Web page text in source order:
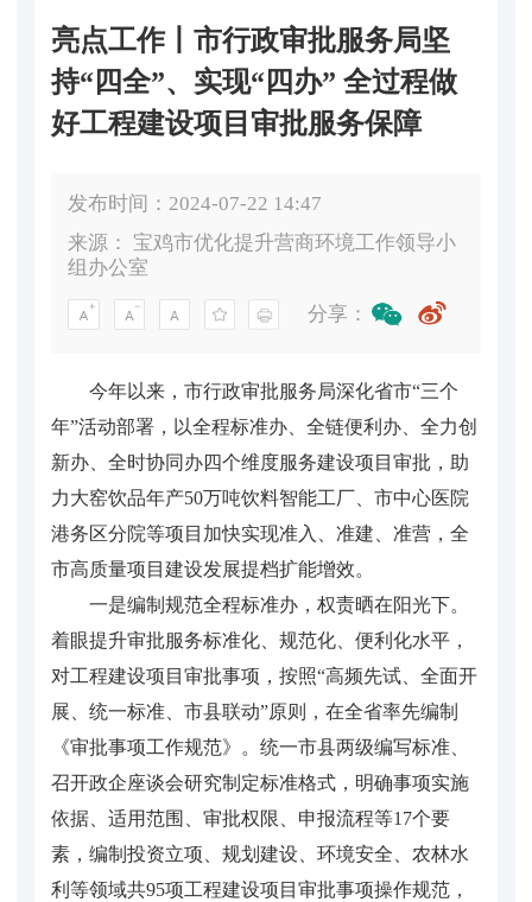
亮点工作丨市行政审批服务局坚
持“四全”、实现“四办” 全过程做
好工程建设项目审批服务保障
发布时间：2024-07-22 14:47
来源： 宝鸡市优化提升营商环境工作领导小
组办公室
分享：
今年以来，市行政审批服务局深化省市“三个
年”活动部署，以全程标准办、全链便利办、全力创
新办、全时协同办四个维度服务建设项目审批，助
力大窑饮品年产50万吨饮料智能工厂、市中心医院
港务区分院等项目加快实现准入、准建、准营，全
市高质量项目建设发展提档扩能增效。
一是编制规范全程标准办，权责晒在阳光下。
着眼提升审批服务标准化、规范化、便利化水平，
对工程建设项目审批事项，按照“高频先试、全面开
展、统一标准、市县联动”原则，在全省率先编制
《审批事项工作规范》。统一市县两级编写标准、
召开政企座谈会研究制定标准格式，明确事项实施
依据、适用范围、审批权限、申报流程等17个要
素，编制投资立项、规划建设、环境安全、农林水
利等领域共95项工程建设项目审批事项操作规范，